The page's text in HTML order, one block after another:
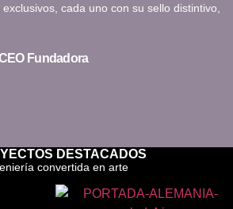
cada uno con su sello distintivo,
Fundadora
DESTACADOS
convertida en arte